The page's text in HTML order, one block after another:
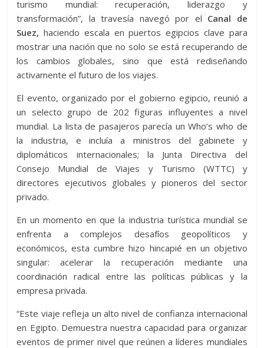
turismo mundial: recuperación, liderazgo y
transformación”, la travesía navegó por el Canal de
Suez, haciendo escala en puertos egipcios clave para
mostrar una nación que no solo se está recuperando de
los cambios globales, sino que está rediseñando
activamente el futuro de los viajes.
El evento, organizado por el gobierno egipcio, reunió a
un selecto grupo de 202 figuras influyentes a nivel
mundial. La lista de pasajeros parecía un Who’s who de
la industria, e incluía a ministros del gabinete y
diplomáticos internacionales; la Junta Directiva del
Consejo Mundial de Viajes y Turismo (WTTC) y
directores ejecutivos globales y pioneros del sector
privado.
En un momento en que la industria turística mundial se
enfrenta a complejos desafíos geopolíticos y
económicos, esta cumbre hizo hincapié en un objetivo
singular: acelerar la recuperación mediante una
coordinación radical entre las políticas públicas y la
empresa privada.
“Este viaje refleja un alto nivel de confianza internacional
en Egipto. Demuestra nuestra capacidad para organizar
eventos de primer nivel que reúnen a líderes mundiales